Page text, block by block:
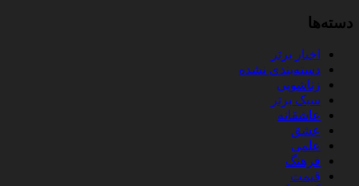
دسته‌ها
اخبار برتر
دسته‌بندی نشده
زناشویی
سبک برتر
عاشقانه
عشق
علمی
فرهنگ
قیمت